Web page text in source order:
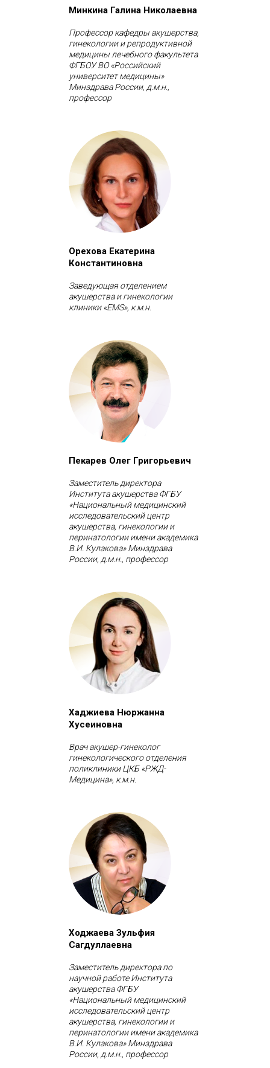
Минкина Галина Николаевна
Профессор кафедры акушерства,
гинекологии и репродуктивной
медицины лечебного факультета
ФГБОУ ВО «Российский
университет медицины»
Минздрава России, д.м.н.,
профессор
Орехова Екатерина
Константиновна
Заведующая отделением
акушерства и гинекологии
клиники «EMS», к.м.н.
Пекарев Олег Григорьевич
Заместитель директора
Института акушерства ФГБУ
«Национальный медицинский
исследовательский центр
акушерства, гинекологии и
перинатологии имени академика
В.И. Кулакова» Минздрава
России, д.м.н., профессор
Хаджиева Нюржанна
Хусеиновна
Врач акушер-гинеколог
гинекологического отделения
поликлиники ЦКБ «РЖД-
Медицина», к.м.н.
Ходжаева Зульфия
Сагдуллаевна
Заместитель директора по
научной работе Института
акушерства ФГБУ
«Национальный медицинский
исследовательский центр
акушерства, гинекологии и
перинатологии имени академика
В.И. Кулакова» Минздрава
России, д.м.н., профессор